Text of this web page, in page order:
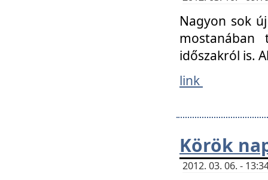
Nagyon sok
mostanában
időszakról is.
link
Körök
2012. 03. 06. -